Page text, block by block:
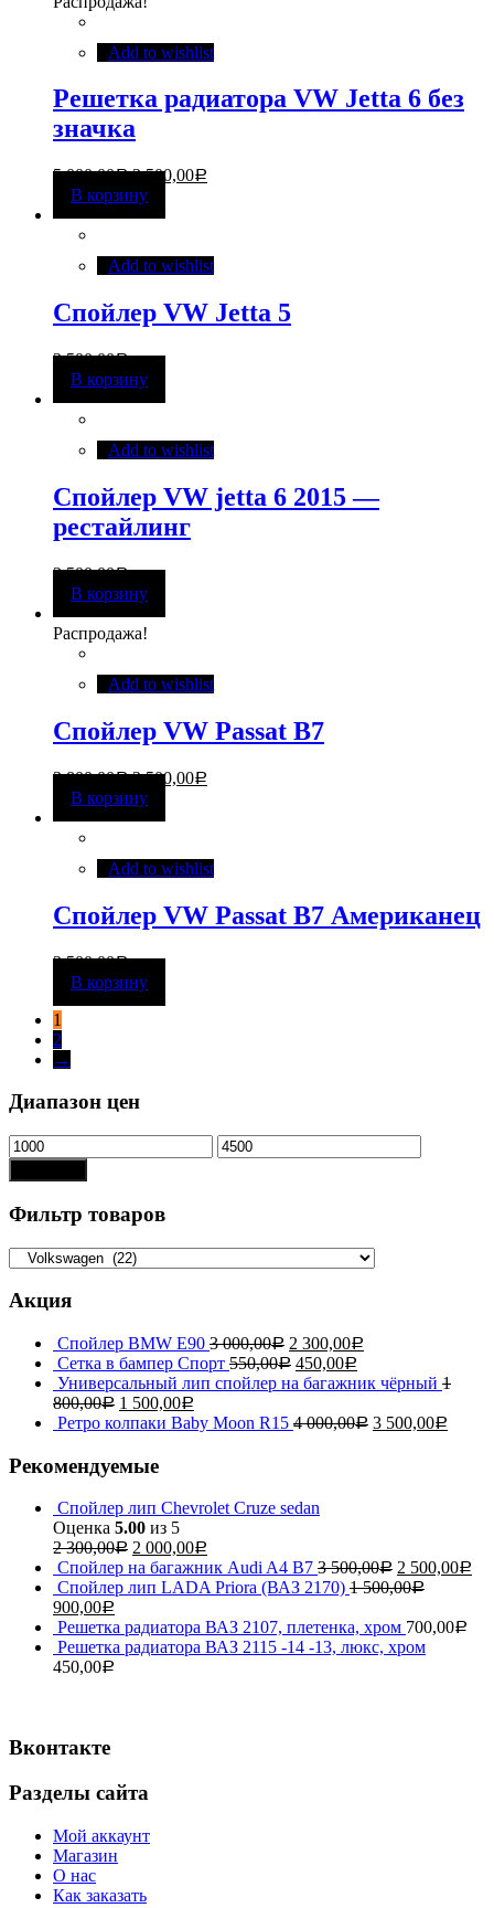
Add to wishlist
Решетка радиатора VW Jetta 6 без
значка
5 000,00 3 500,00Р
В корзину
Add to wishlist
Спойлер VW Jetta 5
2 500,00Р
В корзину
Add to wishlist
Спойлер VW jetta 6 2015 —
рестайлинг
2 500,00Р
В корзину
Распродажа!
Add to wishlist
Спойлер VW Passat B7
3 800,00Р 2 500,00Р
В корзину
Add to wishlist
Спойлер VW Passat B7 Американец
2 500,00Р
В корзину
1
2
→
Диапазон цен
Фильтр товаров
Акция
Спойлер BMW E90 3 000,00Р 2 300,00Р
Сетка в бампер Спорт 550,00Р 450,00Р
Универсальный лип спойлер на багажник чёрный 1
800,00Р 1 500,00Р
Ретро колпаки Baby Moon R15 4 000,00Р 3 500,00Р
Рекомендуемые
Спойлер лип Chevrolet Cruze sedan
Оценка 5.00 из 5
2 300,00Р 2 000,00Р
Спойлер на багажник Audi A4 B7 3 500,00Р 2 500,00Р
Спойлер лип LADA Priora (ВАЗ 2170) 1 500,00Р
900,00Р
Решетка радиатора ВАЗ 2107, плетенка, хром 700,00Р
Решетка радиатора ВАЗ 2115 -14 -13, люкс, хром
450,00Р
Вконтакте
Разделы сайта
Мой аккаунт
Магазин
О нас
Как заказать